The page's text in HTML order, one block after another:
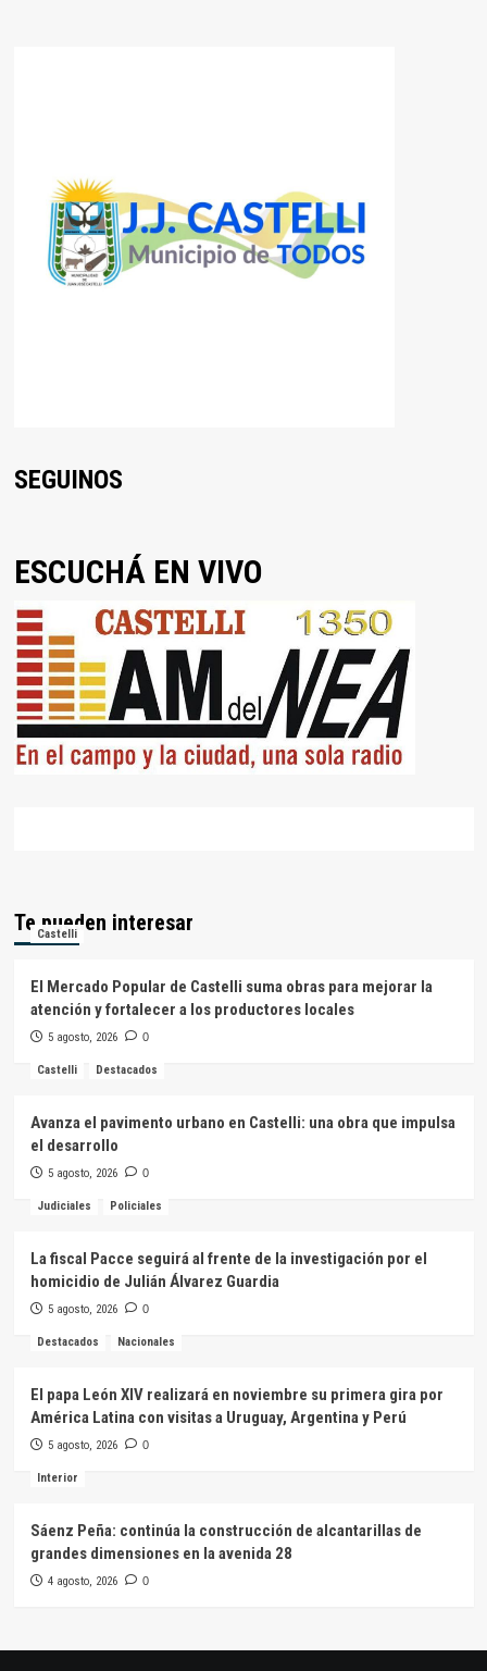
SEGUINOS
ESCUCHÁ EN VIVO
Te pueden interesar
Castelli
El Mercado Popular de Castelli suma obras para mejorar la
atención y fortalecer a los productores locales
5 agosto, 2026 0
Castelli Destacados
Avanza el pavimento urbano en Castelli: una obra que impulsa
el desarrollo
5 agosto, 2026 0
Judiciales Policiales
La fiscal Pacce seguirá al frente de la investigación por el
homicidio de Julián Álvarez Guardia
5 agosto, 2026 0
Destacados Nacionales
El papa León XIV realizará en noviembre su primera gira por
América Latina con visitas a Uruguay, Argentina y Perú
5 agosto, 2026 0
Interior
Sáenz Peña: continúa la construcción de alcantarillas de
grandes dimensiones en la avenida 28
4 agosto, 2026 0